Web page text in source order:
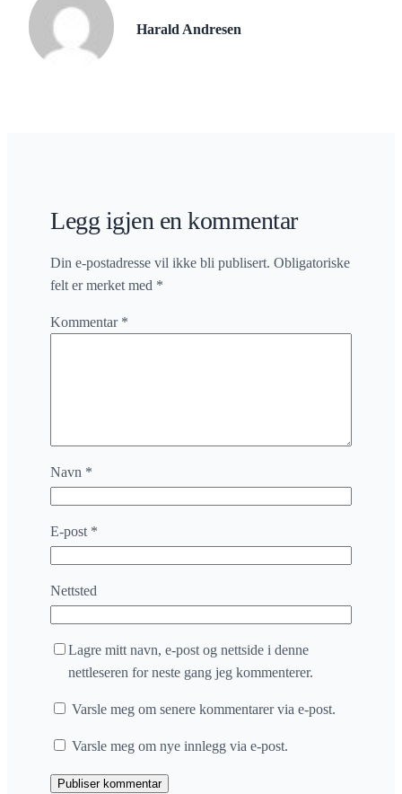
Harald Andresen
Legg igjen en kommentar
Din e-postadresse vil ikke bli publisert. Obligatoriske
felt er merket med *
Kommentar *
Navn *
E-post *
Nettsted
Lagre mitt navn, e-post og nettside i denne
nettleseren for neste gang jeg kommenterer.
Varsle meg om senere kommentarer via e-post.
Varsle meg om nye innlegg via e-post.